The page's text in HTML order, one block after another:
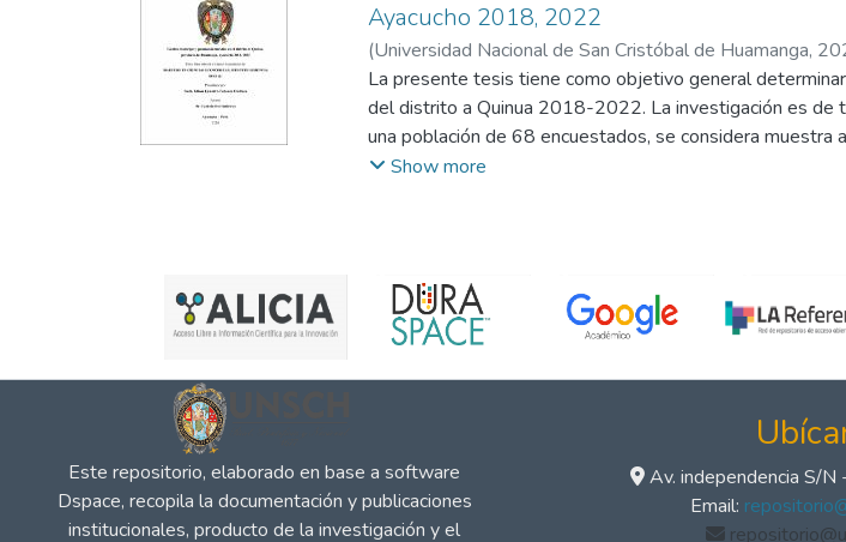
Ayacucho 2018, 2022
(Universidad Nacional de San Cristóbal de Huamanga,
La presente tesis tiene como objetivo general
del distrito a Quinua 2018-2022. La investigación es de
una población de 68 encuestados, se considera muestra
preguntas validada y confiables tipo Likert. Para el para
gestión municipal efectiva contribuye a la mejora de la
Show more
Este repositorio, elaborado en base a software
Dspace, recopila la documentación y publicaciones
institucionales, producto de la investigación y el
Av. independencia S/N
Email: